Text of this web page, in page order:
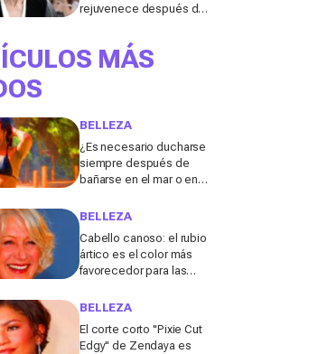
rejuvenece después de
MÁS
BELLEZA
¿Es necesario ducharse
siempre después de
bañarse en el mar o en la
lo explica
BELLEZA
Cabello canoso: el rubio
ártico es el color más
favorecedor para las
según una experta
BELLEZA
El corte corto "Pixie Cut
Edgy" de Zendaya es